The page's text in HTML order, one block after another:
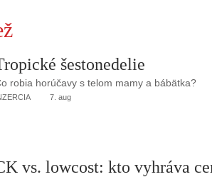
šestonedelie
robia horúčavy s telom mamy a bábätka?
7. aug
vs. lowcost: kto vyhráva